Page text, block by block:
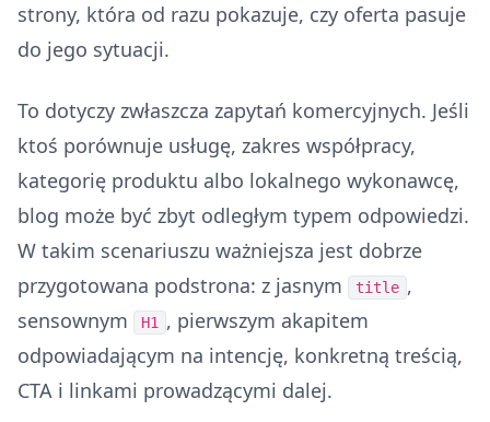
strony, która od razu pokazuje, czy oferta pasuje
do jego sytuacji.
To dotyczy zwłaszcza zapytań komercyjnych. Jeśli
ktoś porównuje usługę, zakres współpracy,
kategorię produktu albo lokalnego wykonawcę,
blog może być zbyt odległym typem odpowiedzi.
W takim scenariuszu ważniejsza jest dobrze
przygotowana podstrona: z jasnym
title ,
sensownym
H1
, pierwszym akapitem
odpowiadającym na intencję, konkretną treścią,
CTA i linkami prowadzącymi dalej.